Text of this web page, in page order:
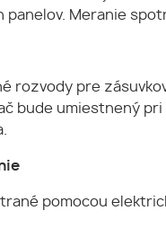
Meranie
rozvody pre
bude umiestnený
pomocou